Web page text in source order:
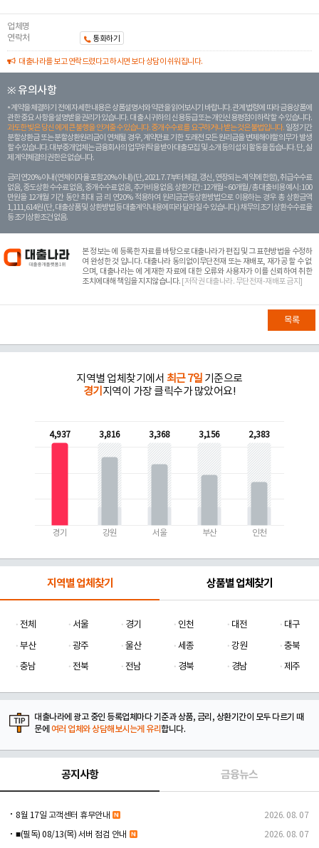
업체명
연락처
통화하기
대출나라를 보고 연락드렸다고 하시면 보다 상담이 쉬워집니다.
※ 유의사항
계약을 체결하기 전에 자세한 내용은 상품설명서와 약관을 읽어보시기 바랍니다. 관계 법령에 따라 금융상품에
관한 중요 사항을 설명받을 권리가 있습니다. 대 출 시 귀하의 신용등급 또는 개인신용평점이 하락할 수 있습니다.
과도한 빚은 당신 에게 큰 불행을 안겨줄 수 있습니다. 중개수수료를 요구하거나 받는 것은 불법입니다. 일정 기간
분할상환금 또는 분할상환원리금이 연체될 경우, 계약만료 기한 도래전 모든 원리금을 변제해야할 의무가 발생
할 수 있습니다. 대부중개업체는 금융회사의 업무위탁을 받아 대출모집 및 소개 등의 섭외 활동을 돕습니다. 단, 실
제 계약체결의 권한은 없습니다.
금리 연20% 이내 (연체이자율 포함 20% 이내) (단, 2021. 7. 7부터 체결, 갱신, 연장되는 계 약에 한함), 취급수수료
없음, 중도상환 수수료 없음, 중개수수료 없음, 추가비용 없음. 상환기간 : 12개월 ~ 60개월 / 총 대출 비용 예시 : 100
만원을 12개월 기간 동안 최대 금 리 연20% 적용하여 원리금균등상환방법으로 이용하는 경우 총 상환금액
1,111,614원 (단, 대출상품 및 상환방법 등 대출계약 내용에 따라 달라질 수 있습니다.) 채무의 조기 상환수수료율
등 조기상환조건 없음.
본 정보는에 등록한 자료를 바탕으로 대출나라가 편집 및 그 표현방법을 수정하
여 완성한 것 입니다. 대출나라 동의없이무단전재 또는 재배포, 재가공 할 수 없
으며, 대출나라는 에 게재한 자료에 대한 오류와 사용자가 이를 신뢰하여 취한
조치에대해 책임을 지지않습니다. [저작권 대출나라. 무단전재-재배포 금지]
목록
지역별 업체찾기에서 최근 7일 기준으로
경기 지역이 가장 클릭수가 많았어요!
4,937
경기
3,816
강원
3,368
서울
3,156
부산
2,383
인천
지역별 업체찾기 상품별 업체찾기
전체 서울 경기 인천 대전
대구
부산
광주 울산 세종 강원
충북
충남
전북 전남 경북 경남 제주
대출나라에 광고 중인 등록업체마다 기준과 상품, 금리, 상환기간이 모두 다르기 때
문에 여러 업체와 상담해보시는게 유리합니다.
공지사항 금융뉴스
8월 17일 고객센터 휴무안내 2026. 08. 07
■(필독) 08/13(목) 서버 점검 안내 2026. 08. 07